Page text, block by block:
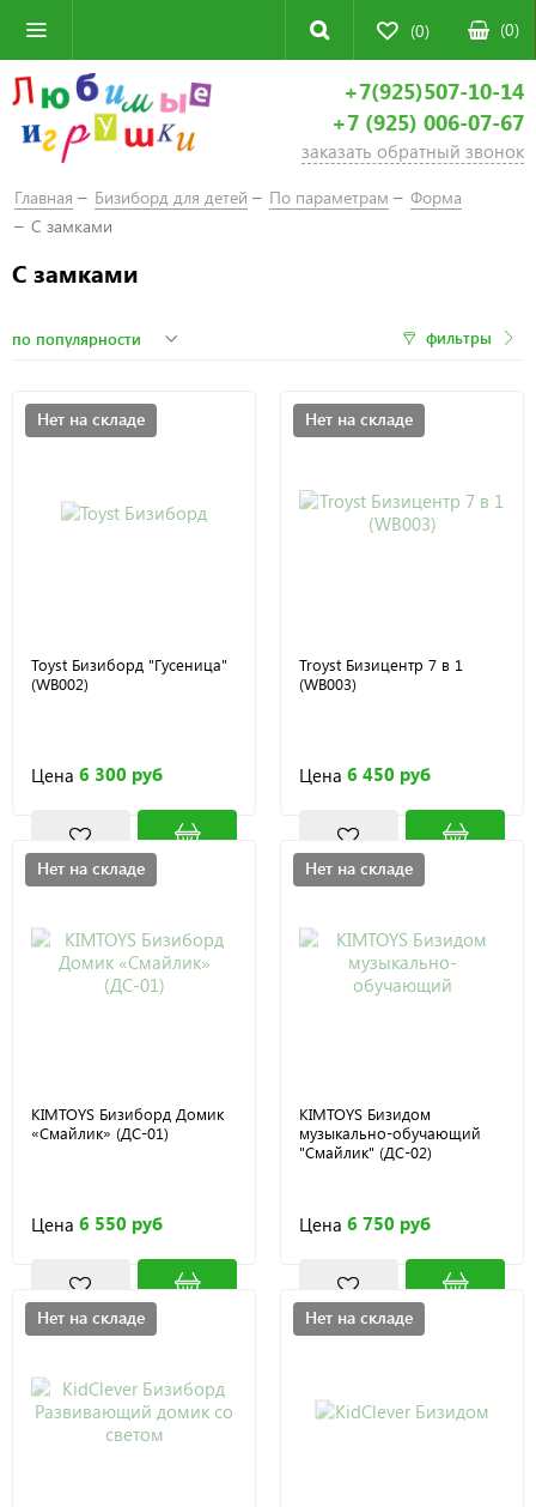
(0) (0)
+7(925)507-10-14
+7 (925) 006-07-67
заказать обратный звонок
Главная Бизиборд для детей По параметрам
Форма
С замками
С замками
фильтры
Нет на складе
Toyst Бизиборд "Гусеница"
(WB002)
Цена 6 300 руб
Нет на складе
Troyst Бизицентр 7 в 1
(WB003)
Цена 6 450 руб
Нет на складе
KIMTOYS Бизиборд Домик
«Смайлик» (ДС-01)
Цена 6 550 руб
Нет на складе
KIMTOYS Бизидом
музыкально-обучающий
"Смайлик" (ДС-02)
Цена 6 750 руб
Нет на складе Нет на складе